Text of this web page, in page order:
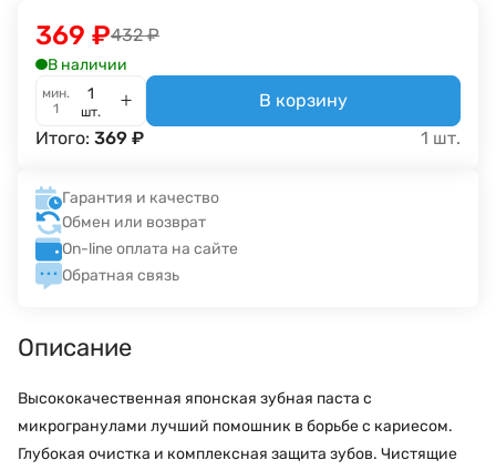
432 ₽
369 ₽
В наличии
мин.
1
шт.
В корзину
Итого: 369 ₽ 1 шт.
Гарантия и качество
Обмен или возврат
On-line оплата на сайте
Обратная связь
Описание
Высококачественная японская зубная паста с
микрогранулами лучший помошник в борьбе с кариесом.
Глубокая очистка и комплексная защита зубов. Чистящие